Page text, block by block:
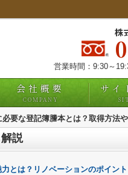
株
営業時間：9:30～
会社概要
COMPANY
サイ
要な登記簿謄本とは？取得方法
説
とは？リノベーションのポイント